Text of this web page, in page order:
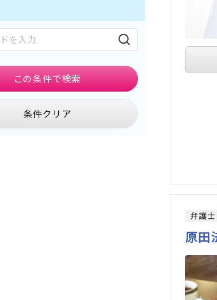
条件クリア
この条件で検索
弁護士
原田